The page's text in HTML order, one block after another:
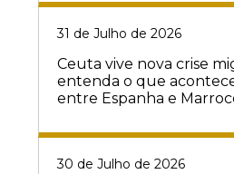
31 de Julho de 2026
Ceuta vive nova crise
entenda o que
entre Espanha e
30 de Julho de 2026